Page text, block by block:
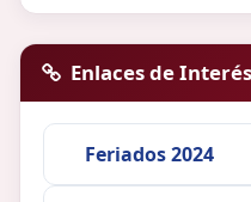
Enlaces de Interés
Feriados 2024